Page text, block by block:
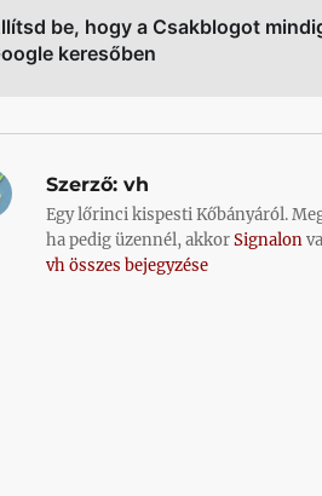
be, hogy a Csakblogot
keresőben
Szerző:vh
Egy lőrinci kispesti Kőbányáról.
ha pedig üzennél, akkorSignalon
vh összes bejegyzése